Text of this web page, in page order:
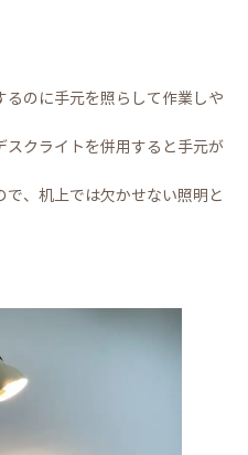
のに手元を照らして作業しや
クライトを併用すると手元が
、机上では欠かせない照明と